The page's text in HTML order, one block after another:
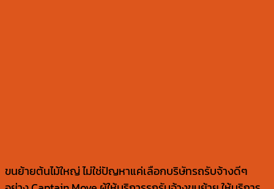
ขนย้ายต้นไม้ใหญ่ ไม่ใช่ปัญหาแค่เลือกบริษัทรถรับจ้างดีๆ